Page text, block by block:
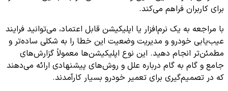
برای کاربران فراهم می‌کند.
با مراجعه به یک نرم‌افزار یا اپلیکیشن قابل اعتماد، می‌توانید فرایند
عیب‌یابی خودرو و مدیریت وضعیت این خطا را به شکلی ساده‌تر و
مطمئن‌تر انجام دهید. این نوع اپلیکیشن‌ها معمولاً گزارش‌های
جامع و گام به گام درباره علل و روش‌های پیشنهادی ارائه می‌دهند
که در تصمیم‌گیری برای تعمیر خودرو بسیار کارآمدند.